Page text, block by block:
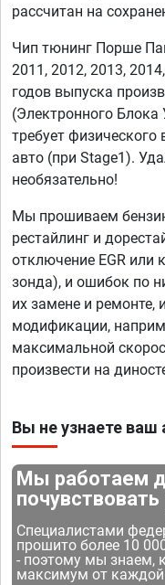
рассчитан на
Чип тюнинг Порше
2011, 2012, 2013,
годов выпуска
(Электронного Блока
требует
авто (при Stage1).
необязательно!
Мы прошиваем
рестайлинг и
отключение EGR или
зонда), и ошибок по
их замене и ремонте,
модификации,
максимальной
произвести на
Вы не узнаете ваш
Мы работаем
почувствовать
Специалистами
прошито более 10
- поэтому мы знаем,
максимум от